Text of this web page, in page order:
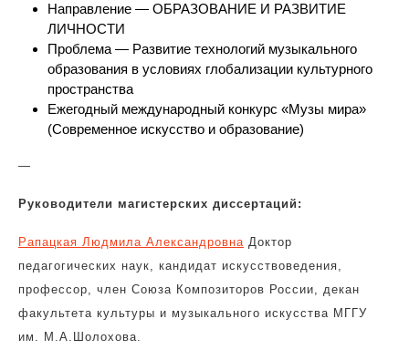
Направление — ОБРАЗОВАНИЕ И РАЗВИТИЕ
ЛИЧНОСТИ
Проблема — Развитие технологий музыкального
образования в условиях глобализации культурного
пространства
Ежегодный международный конкурс «Музы мира»
(Современное искусство и образование)
—
Руководители магистерских диссертаций:
Рапацкая Людмила Александровна Доктор
педагогических наук, кандидат искусствоведения,
профессор, член Союза Композиторов России, декан
факультета культуры и музыкального искусства МГГУ
им. М.А.Шолохова.